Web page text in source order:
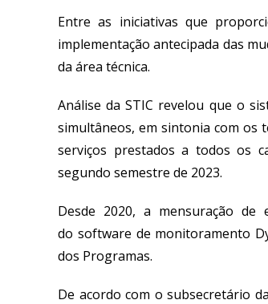
Entre as iniciativas que
implementaçãoantecipada das
da área técnica.
Análiseda STIC revelou que o
simultâneos, em sintonia com os
serviços prestados a todos os
segundo semestre de 2023.
Desde 2020, a mensuração de
do software de monitoramento
dos Programas.
De acordo com o subsecretário